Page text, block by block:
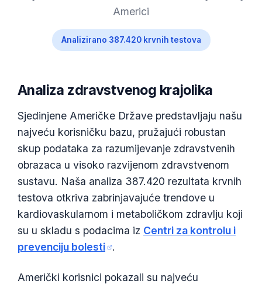
Americi
Analizirano 387.420 krvnih testova
Analiza zdravstvenog krajolika
Sjedinjene Američke Države predstavljaju našu
najveću korisničku bazu, pružajući robustan
skup podataka za razumijevanje zdravstvenih
obrazaca u visoko razvijenom zdravstvenom
sustavu. Naša analiza 387.420 rezultata krvnih
testova otkriva zabrinjavajuće trendove u
kardiovaskularnom i metaboličkom zdravlju koji
su u skladu s podacima iz Centri za kontrolu i
prevenciju bolesti
.
Američki korisnici pokazali su najveću